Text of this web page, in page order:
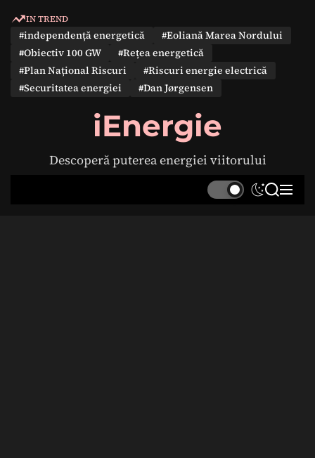
IN TREND
#independență energetică
#Eoliană Marea Nordului
#Obiectiv 100 GW
#Rețea energetică
#Plan Național Riscuri
#Riscuri energie electrică
#Securitatea energiei
#Dan Jørgensen
iEnergie
Descoperă puterea energiei viitorului
S
S M